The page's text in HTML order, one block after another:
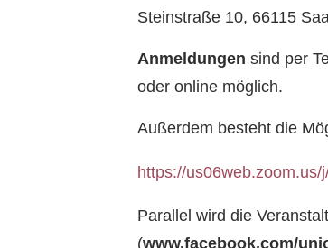
Steinstraße 10, 66115
Anmeldungen sind per
oder online möglich.
Außerdem besteht die
https://us06web.zoom.us/
Parallel wird die
(www.facebook.com/